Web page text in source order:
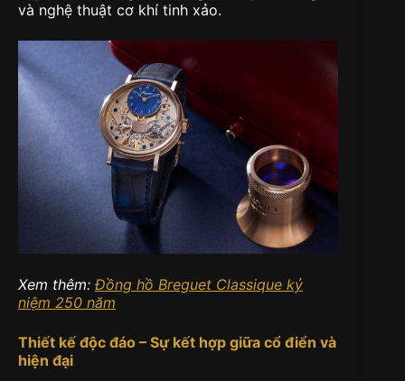
và nghệ thuật cơ khí tinh xảo.
Xem thêm: Đồng hồ Breguet Classique kỷ
niệm 250 năm
Thiết kế độc đáo – Sự kết hợp giữa cổ điển và
hiện đại